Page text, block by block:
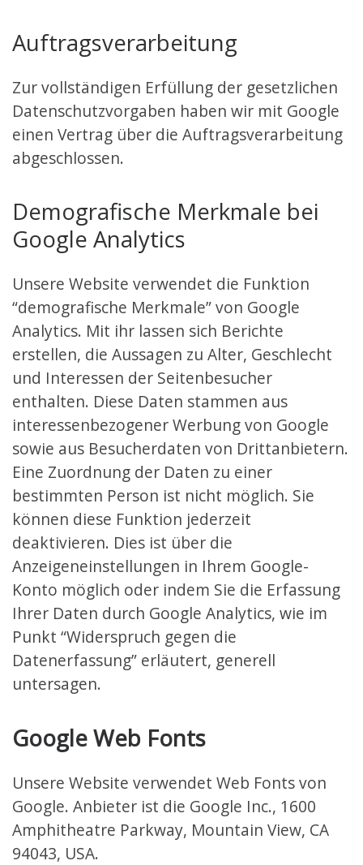
Auftragsverarbeitung
Zur vollständigen Erfüllung der gesetzlichen
Datenschutzvorgaben haben wir mit Google
einen Vertrag über die Auftragsverarbeitung
abgeschlossen.
Demografische Merkmale bei
Google Analytics
Unsere Website verwendet die Funktion
“demografische Merkmale” von Google
Analytics. Mit ihr lassen sich Berichte
erstellen, die Aussagen zu Alter, Geschlecht
und Interessen der Seitenbesucher
enthalten. Diese Daten stammen aus
interessenbezogener Werbung von Google
sowie aus Besucherdaten von Drittanbietern.
Eine Zuordnung der Daten zu einer
bestimmten Person ist nicht möglich. Sie
können diese Funktion jederzeit
deaktivieren. Dies ist über die
Anzeigeneinstellungen in Ihrem Google-
Konto möglich oder indem Sie die Erfassung
Ihrer Daten durch Google Analytics, wie im
Punkt “Widerspruch gegen die
Datenerfassung” erläutert, generell
untersagen.
Google Web Fonts
Unsere Website verwendet Web Fonts von
Google. Anbieter ist die Google Inc., 1600
Amphitheatre Parkway, Mountain View, CA
94043, USA.